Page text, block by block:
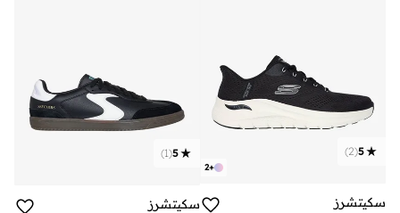
+
2
5
(
2
)
سكيتشرز
5
(
1
)
سكيتشرز